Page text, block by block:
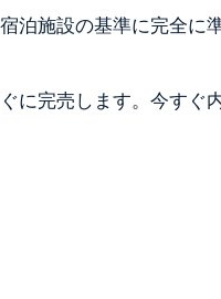
泊施設の基準に完全に
に完売します。今すぐ